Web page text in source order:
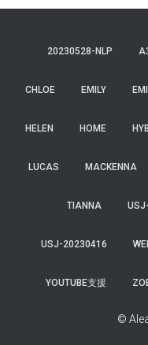
20230528-NLP
CHLOE EMILY
HELEN HOME
LUCAS MACKENNA
TIANNA
USJ-20230416
YOUTUBE支援
©